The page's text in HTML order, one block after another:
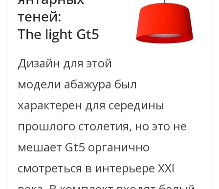
теней:
The light Gt5
Дизайн для этой
модели абажура был
характерен для середины
прошлого столетия, но это не
мешает Gt5 органично
смотреться в интерьере XXI